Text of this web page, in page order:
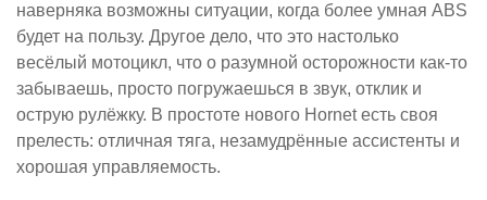
наверняка возможны ситуации, когда более умная ABS
будет на пользу. Другое дело, что это настолько
весёлый мотоцикл, что о разумной осторожности как-то
забываешь, просто погружаешься в звук, отклик и
острую рулёжку. В простоте нового Hornet есть своя
прелесть: отличная тяга, незамудрённые ассистенты и
хорошая управляемость.